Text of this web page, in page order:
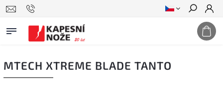
Hledat
MTECH XTREME BLADE TANTO